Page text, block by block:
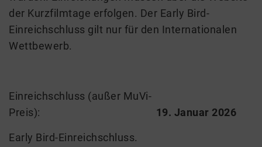
der Kurzfilmtage erfolgen. Der Early Bird-
Einreichschluss gilt nur für den Internationalen
Wettbewerb.
Einreichschluss (außer MuVi-
Preis): 19. Januar 2026
Early Bird-Einreichschluss.